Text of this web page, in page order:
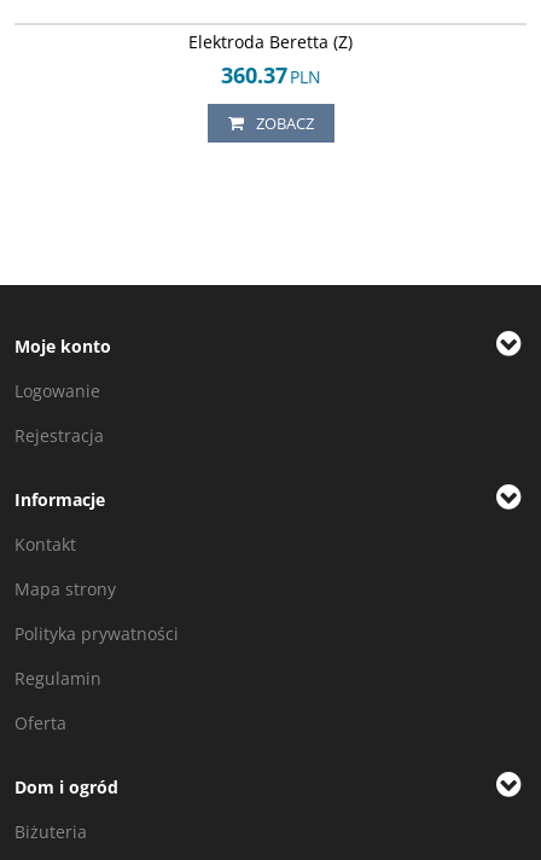
Elektroda Beretta (Z)
360.37PLN
ZOBACZ
Moje konto
Logowanie
Rejestracja
Informacje
Kontakt
Mapa strony
Polityka prywatności
Regulamin
Oferta
Dom i ogród
Biżuteria